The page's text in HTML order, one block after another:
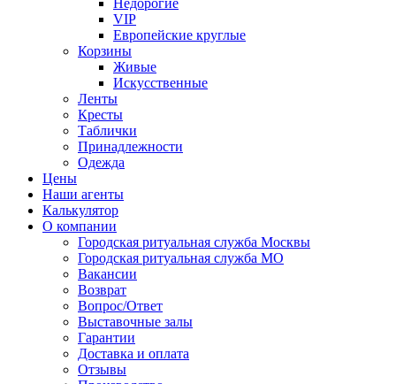
Недорогие
VIP
Европейские круглые
Корзины
Живые
Искусственные
Ленты
Кресты
Таблички
Принадлежности
Одежда
Цены
Наши агенты
Калькулятор
О компании
Городская ритуальная служба Москвы
Городская ритуальная служба МО
Вакансии
Возврат
Вопрос/Ответ
Выставочные залы
Гарантии
Доставка и оплата
Отзывы